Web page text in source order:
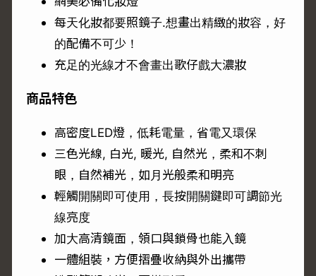
每天化妝都要照鏡子.想畫出精緻的妝容，好
的配備不可少！
充足的光線才不會畫出歌仔戲大濃妝
商品特色
高密度LED燈，低耗電量，省電又環保
三色光線, 白光, 暖光, 自然光，柔和不刺
眼，自然補光，如月光般柔和明亮
輕觸開關即可使用，長按開關鍵即可調節光
線亮度
加大高清鏡面，領口與鎖骨也能入鏡
一體組裝，方便摺疊收納與外出攜帶